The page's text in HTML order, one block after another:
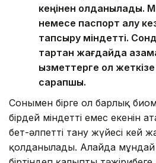
кеңінен қолданылады.
немесе паспорт алу
тапсыру міндетті.
тартқан жағдайда
қызметтерге қол
сарапшы.
Сонымен бірге ол барлық
бірдей міндетті емес екенін
бет-әлпетті тану жүйесі кей
қолданылады. Алайда мұндай